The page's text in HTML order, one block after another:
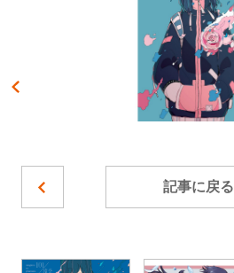
記事に戻る